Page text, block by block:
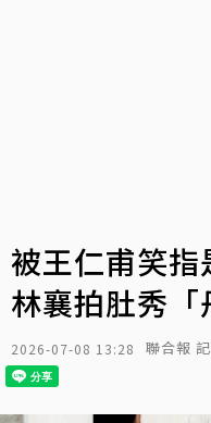
被王仁甫笑指
林襄拍肚秀
2026-07-08 13:28 聯合報